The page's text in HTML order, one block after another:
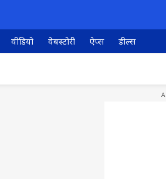
वीडियो वेबस्टोरी ऐप्स डील्स